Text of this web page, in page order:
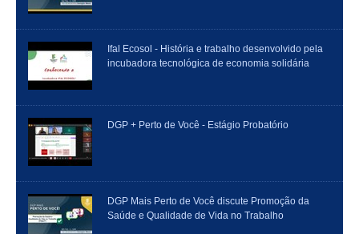
Ifal Ecosol - História e trabalho desenvolvido pela
incubadora tecnológica de economia solidária
DGP + Perto de Você - Estágio Probatório
DGP Mais Perto de Você discute Promoção da
Saúde e Qualidade de Vida no Trabalho